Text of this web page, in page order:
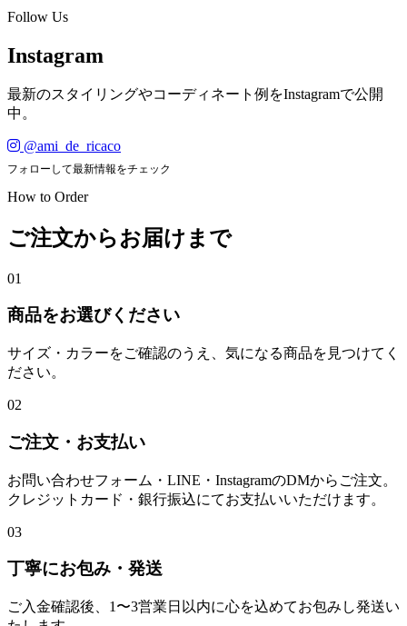
Follow Us
Instagram
最新のスタイリングやコーディネート例をInstagramで公開
中。
@ami_de_ricaco
フォローして最新情報をチェック
How to Order
ご注文からお届けまで
01
商品をお選びください
サイズ・カラーをご確認のうえ、気になる商品を見つけてく
ださい。
02
ご注文・お支払い
お問い合わせフォーム・LINE・InstagramのDMからご注文。
クレジットカード・銀行振込にてお支払いいただけます。
03
丁寧にお包み・発送
ご入金確認後、1〜3営業日以内に心を込めてお包みし発送い